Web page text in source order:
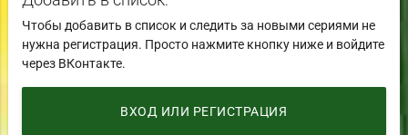
Чтобы добавить в список и следить за новыми сериями не
нужна регистрация. Просто нажмите кнопку ниже и войдите
через ВКонтакте.
ВХОД ИЛИ РЕГИСТРАЦИЯ